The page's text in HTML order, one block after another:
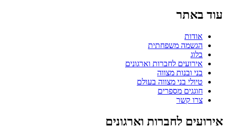
עוד באתר
אודות
הגשמה משפחתית
בלוג
אירועים לחברות וארגונים
בני ובנות מצווה
טיולי בני מצווה בעולם
חוגגים מספרים
צרו קשר
אירועים לחברות וארגונים